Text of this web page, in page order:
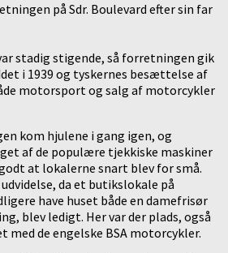
på Sdr. Boulevard efter sin far
stadig stigende, så forretningen gik
i 1939 og tyskernes besættelse af
motorsport og salg af motorcykler
kom hjulene i gang igen, og
af de populære tjekkiske maskiner
godt at lokalerne snart blev for små.
da et butikslokale på
have huset både en damefrisør
blev ledigt. Her var der plads, også
de engelske BSA motorcykler.